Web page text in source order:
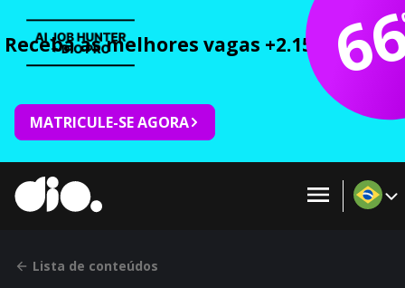
Receba as melhores vagas +2.150 cursos
MATRICULE-SE AGORA
Lista de conteúdos